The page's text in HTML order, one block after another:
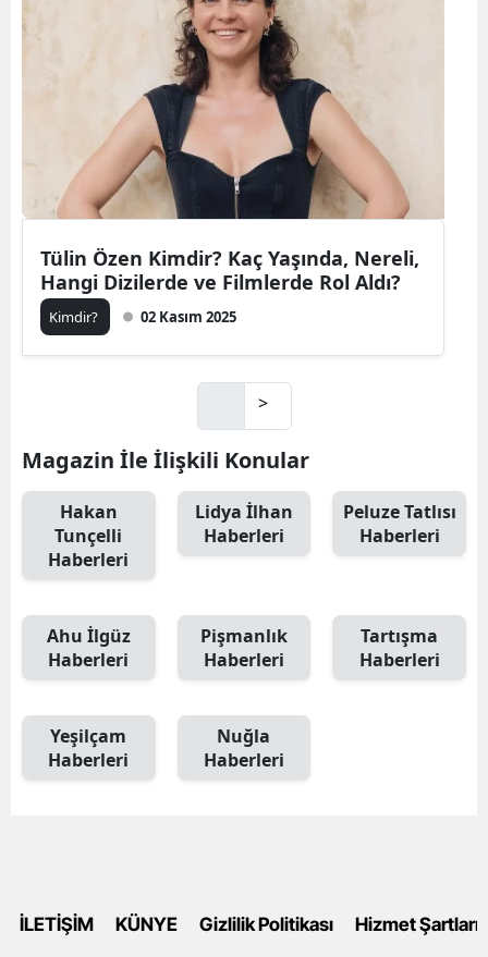
Tülin Özen Kimdir? Kaç Yaşında, Nereli,
Hangi Dizilerde ve Filmlerde Rol Aldı?
Kimdir? 02 Kasım 2025
>
Magazin İle İlişkili Konular
Hakan
Tunçelli
Haberleri
Lidya İlhan
Haberleri
Peluze Tatlısı
Haberleri
Ahu İlgüz
Haberleri
Pişmanlık
Haberleri
Tartışma
Haberleri
Yeşilçam
Haberleri
Nuğla
Haberleri
İLETİŞİM KÜNYE Gizlilik Politikası Hizmet Şartları